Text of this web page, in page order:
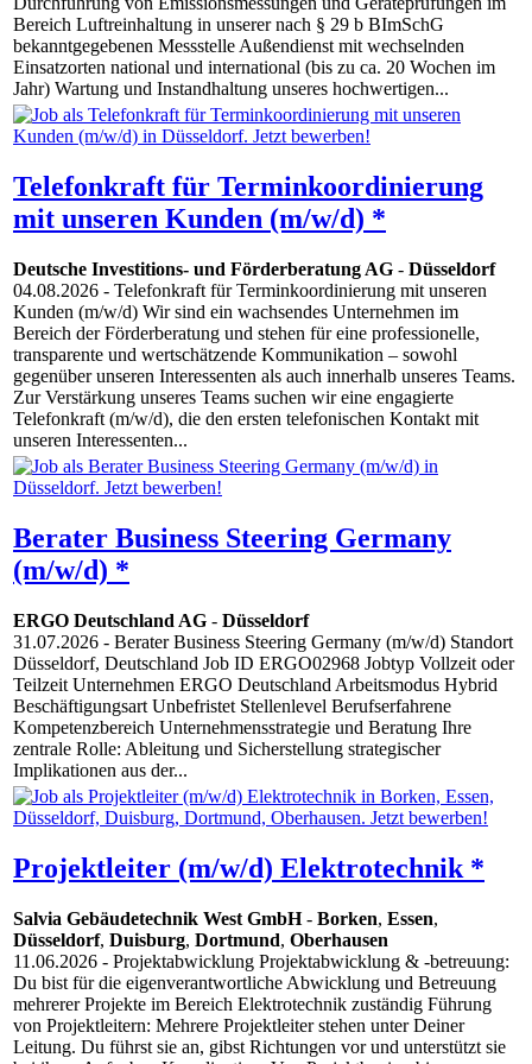
Bereich Luftreinhaltung in unserer nach § 29 b BImSchG
bekanntgegebenen Messstelle Außendienst mit wechselnden
Einsatzorten national und international (bis zu ca. 20 Wochen im
Jahr) Wartung und Instandhaltung unseres hochwertigen...
Telefonkraft für Terminkoordinierung
mit unseren Kunden (m/w/d) *
Deutsche Investitions- und Förderberatung AG - Düsseldorf
04.08.2026 - Telefonkraft für Terminkoordinierung mit unseren
Kunden (m/w/d) Wir sind ein wachsendes Unternehmen im
Bereich der Förderberatung und stehen für eine professionelle,
transparente und wertschätzende Kommunikation – sowohl
gegenüber unseren Interessenten als auch innerhalb unseres Teams.
Zur Verstärkung unseres Teams suchen wir eine engagierte
Telefonkraft (m/w/d), die den ersten telefonischen Kontakt mit
unseren Interessenten...
Berater Business Steering Germany
(m/w/d) *
ERGO Deutschland AG - Düsseldorf
31.07.2026 - Berater Business Steering Germany (m/w/d) Standort
Düsseldorf, Deutschland Job ID ERGO02968 Jobtyp Vollzeit oder
Teilzeit Unternehmen ERGO Deutschland Arbeitsmodus Hybrid
Beschäftigungsart Unbefristet Stellenlevel Berufserfahrene
Kompetenzbereich Unternehmensstrategie und Beratung Ihre
zentrale Rolle: Ableitung und Sicherstellung strategischer
Implikationen aus der...
Projektleiter (m/w/d) Elektrotechnik *
Salvia Gebäudetechnik West GmbH- Borken, Essen,
Düsseldorf, Duisburg, Dortmund, Oberhausen
11.06.2026 - Projektabwicklung Projektabwicklung & -betreuung:
Du bist für die eigenverantwortliche Abwicklung und Betreuung
mehrerer Projekte im Bereich Elektrotechnik zuständig Führung
von Projektleitern: Mehrere Projektleiter stehen unter Deiner
Leitung. Du führst sie an, gibst Richtungen vor und unterstützt sie